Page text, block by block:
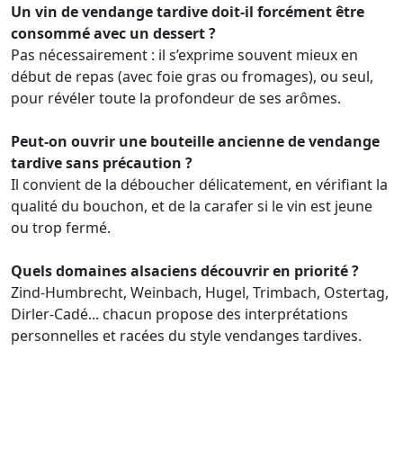
Un vin de vendange tardive doit-il forcément être
consommé avec un dessert ?
Pas nécessairement : il s’exprime souvent mieux en
début de repas (avec foie gras ou fromages), ou seul,
pour révéler toute la profondeur de ses arômes.
Peut-on ouvrir une bouteille ancienne de vendange
tardive sans précaution ?
Il convient de la déboucher délicatement, en vérifiant la
qualité du bouchon, et de la carafer si le vin est jeune
ou trop fermé.
Quels domaines alsaciens découvrir en priorité ?
Zind-Humbrecht, Weinbach, Hugel, Trimbach, Ostertag,
Dirler-Cadé... chacun propose des interprétations
personnelles et racées du style vendanges tardives.